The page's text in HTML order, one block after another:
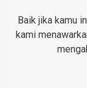
untuk
setiap
Baik jika kamu
kami